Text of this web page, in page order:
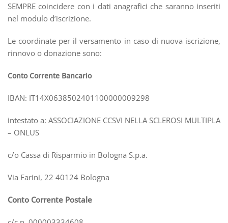
SEMPRE coincidere con i dati anagrafici che saranno inseriti
nel modulo d’iscrizione.
Le coordinate per il versamento in caso di nuova iscrizione,
rinnovo o donazione sono:
Conto Corrente Bancario
IBAN: IT14X0638502401100000009298
intestato a: ASSOCIAZIONE CCSVI NELLA SCLEROSI MULTIPLA
– ONLUS
c/o Cassa di Risparmio in Bologna S.p.a.
Via Farini, 22 40124 Bologna
Conto Corrente Postale